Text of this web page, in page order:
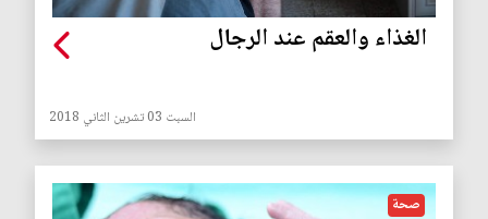
الغذاء والعقم عند الرجال
السبت 03 تشرين الثاني 2018
صحة